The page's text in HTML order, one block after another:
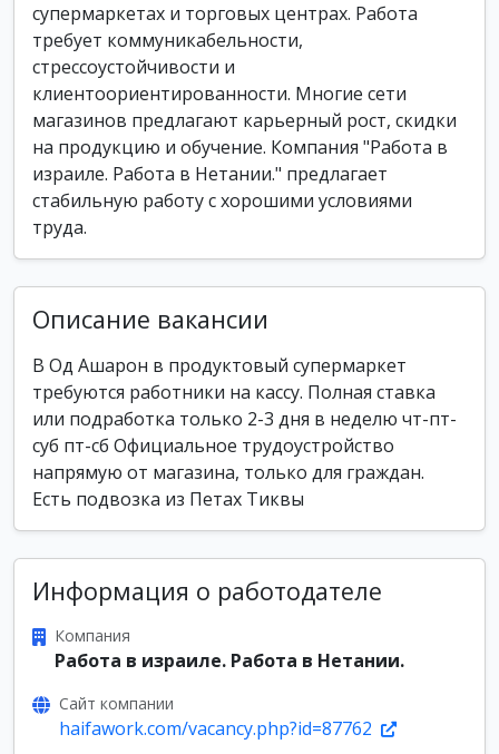
супермаркетах и торговых центрах. Работа
требует коммуникабельности,
стрессоустойчивости и
клиентоориентированности. Многие сети
магазинов предлагают карьерный рост, скидки
на продукцию и обучение. Компания "Работа в
израиле. Работа в Нетании." предлагает
стабильную работу с хорошими условиями
труда.
Описание вакансии
В Од Ашарон в продуктовый супермаркет
требуются работники на кассу. Полная ставка
или подработка только 2-3 дня в неделю чт-пт-
суб пт-сб Официальное трудоустройство
напрямую от магазина, только для граждан.
Есть подвозка из Петах Тиквы
Информация о работодателе
Компания
Работа в израиле. Работа в Нетании.
Сайт компании
haifawork.com/vacancy.php?id=87762